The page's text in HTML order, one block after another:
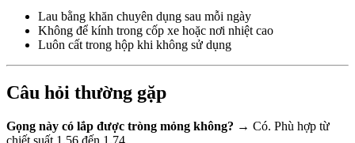
Lau bằng khăn chuyên dụng sau mỗi ngày
Không để kính trong cốp xe hoặc nơi nhiệt cao
Luôn cất trong hộp khi không sử dụng
Câu hỏi thường gặp
Gọng này có lắp được tròng mỏng không? → Có. Phù hợp từ
chiết suất 1.56 đến 1.74.